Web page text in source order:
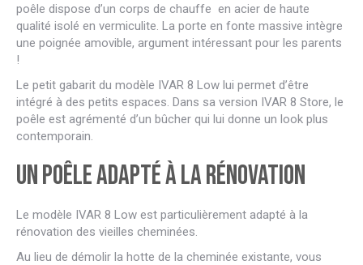
poêle dispose d’un corps de chauffe en acier de haute
qualité isolé en vermiculite. La porte en fonte massive intègre
une poignée amovible, argument intéressant pour les parents
!
Le petit gabarit du modèle IVAR 8 Low lui permet d’être
intégré à des petits espaces. Dans sa version IVAR 8 Store, le
poêle est agrémenté d’un bûcher qui lui donne un look plus
contemporain.
Un poêle adapté à la rénovation
Le modèle IVAR 8 Low est particulièrement adapté à la
rénovation des vieilles cheminées.
Au lieu de démolir la hotte de la cheminée existante, vous